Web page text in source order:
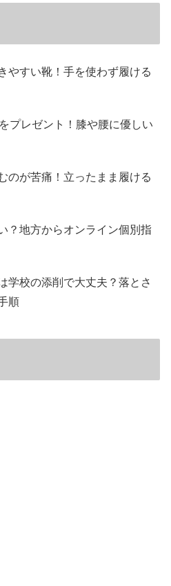
やすい靴！手を使わず履ける
プレゼント！膝や腰に優しい
のが苦痛！立ったまま履ける
？地方からオンライン個別指
学校の添削で大丈夫？落とさ
順